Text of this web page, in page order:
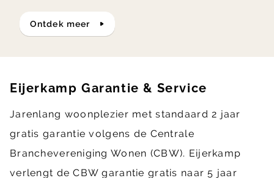
ontdek meer
Eijerkamp Garantie & Service
Jarenlang woonplezier met standaard 2 jaar
gratis garantie volgens de Centrale
Branchevereniging Wonen (CBW). Eijerkamp
verlengt de CBW garantie gratis naar 5 jaar